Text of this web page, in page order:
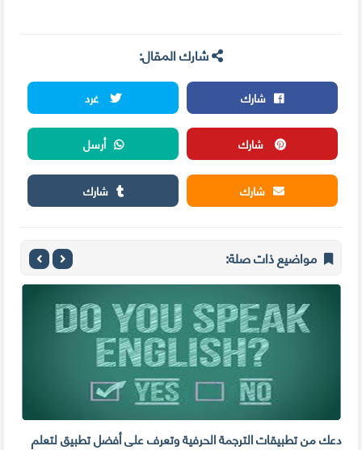
شارك المقال:
شارك
غرد
شارك
أرسل
شارك
شارك
مواضيع ذات صلة:
دعك من تطبيقات الترجمة الحرفية وتعرف على أفضل تطبيق لتعلم